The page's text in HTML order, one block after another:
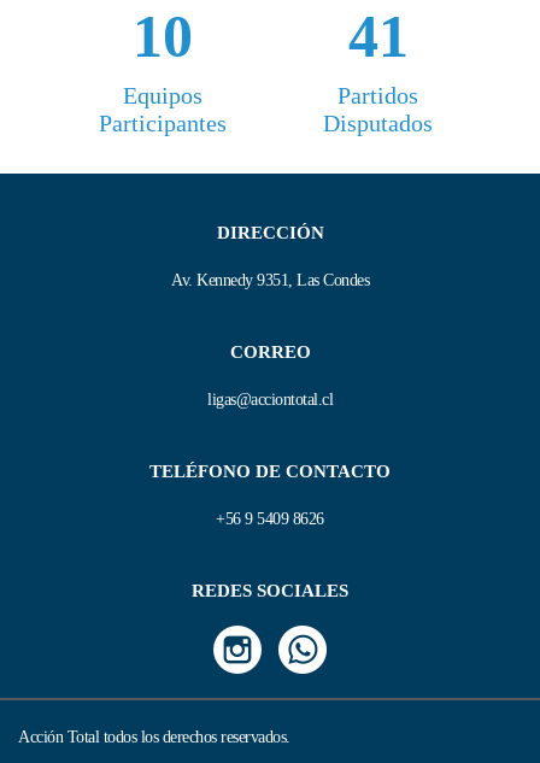
10
Equipos
Participantes
41
Partidos
Disputados
DIRECCIÓN
Av. Kennedy 9351, Las Condes
CORREO
ligas@acciontotal.cl
TELÉFONO DE CONTACTO
+56 9 5409 8626
REDES SOCIALES
Acción Total todos los derechos reservados.